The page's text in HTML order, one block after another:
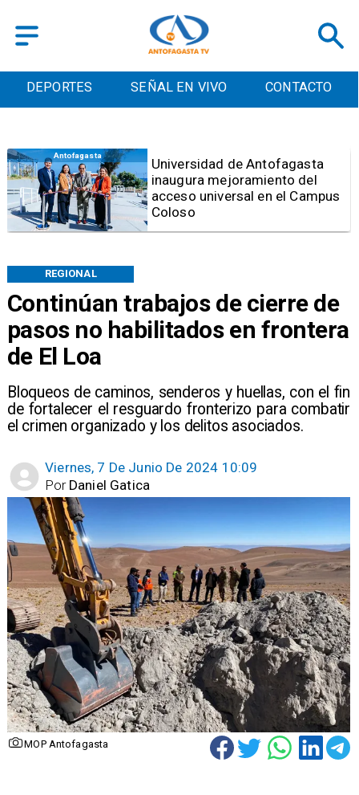
DEPORTES SEÑAL EN VIVO CONTACTO
Continúan trabajos de cierre de
pasos no habilitados en frontera
de El Loa
Bloqueos de caminos, senderos y huellas, con el fin
de fortalecer el resguardo fronterizo para combatir
el crimen organizado y los delitos asociados.
REGIONAL
Viernes, 7 De Junio De 2024 10:09
Daniel Gatica
Por
MOP Antofagasta
de Antofagasta
mejoramiento del
universal en el Campus